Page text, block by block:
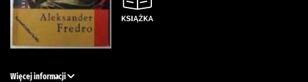
Więcej informacji